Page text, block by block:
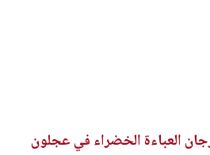
العباءة الخضراء في عجلون